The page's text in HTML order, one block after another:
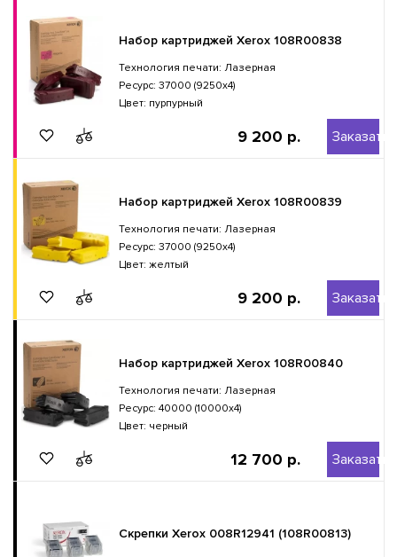
Набор картриджей Xerox 108R00838
Технология печати: Лазерная
Ресурс: 37000 (9250x4)
Цвет: пурпурный
9 200 р. Заказать
Набор картриджей Xerox 108R00839
Технология печати: Лазерная
Ресурс: 37000 (9250x4)
Цвет: желтый
9 200 р. Заказать
Набор картриджей Xerox 108R00840
Технология печати: Лазерная
Ресурс: 40000 (10000x4)
Цвет: черный
12 700 р. Заказать
Скрепки Xerox 008R12941 (108R00813)